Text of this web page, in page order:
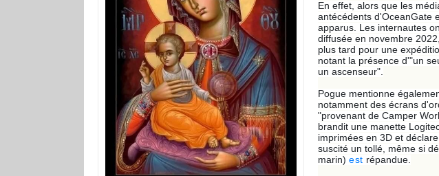
En effet, alors que les
antécédents d'OceanGate
apparus. Les internautes
diffusée en novembre
plus tard pour une
notant la présence d'"un
un ascenseur".
Pogue mentionne
notamment des écrans
"provenant de Camper
brandit une manette
imprimées en 3D et
suscité un tollé, même si
marin) est répandue.